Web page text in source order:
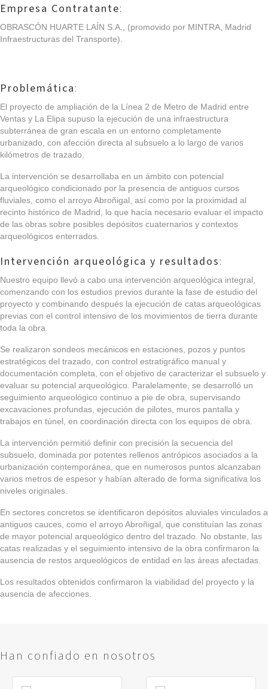
Empresa Contratante:
OBRASCÓN HUARTE LAÍN S.A., (promovido por MINTRA, Madrid
Infraestructuras del Transporte).
Problemática:
El proyecto de ampliación de la Línea 2 de Metro de Madrid entre
Ventas y La Elipa supuso la ejecución de una infraestructura
subterránea de gran escala en un entorno completamente
urbanizado, con afección directa al subsuelo a lo largo de varios
kilómetros de trazado.
La intervención se desarrollaba en un ámbito con potencial
arqueológico condicionado por la presencia de antiguos cursos
fluviales, como el arroyo Abroñigal, así como por la proximidad al
recinto histórico de Madrid, lo que hacía necesario evaluar el impacto
de las obras sobre posibles depósitos cuaternarios y contextos
arqueológicos enterrados.
Intervención arqueológica y resultados:
Nuestro equipo llevó a cabo una intervención arqueológica integral,
comenzando con los estudios previos durante la fase de estudio del
proyecto y combinando después la ejecución de catas arqueológicas
previas con el control intensivo de los movimientos de tierra durante
toda la obra.
Se realizaron sondeos mecánicos en estaciones, pozos y puntos
estratégicos del trazado, con control estratigráfico manual y
documentación completa, con el objetivo de caracterizar el subsuelo y
evaluar su potencial arqueológico. Paralelamente, se desarrolló un
seguimiento arqueológico continuo a pie de obra, supervisando
excavaciones profundas, ejecución de pilotes, muros pantalla y
trabajos en túnel, en coordinación directa con los equipos de obra.
La intervención permitió definir con precisión la secuencia del
subsuelo, dominada por potentes rellenos antrópicos asociados a la
urbanización contemporánea, que en numerosos puntos alcanzaban
varios metros de espesor y habían alterado de forma significativa los
niveles originales.
En sectores concretos se identificaron depósitos aluviales vinculados a
antiguos cauces, como el arroyo Abroñigal, que constituían las zonas
de mayor potencial arqueológico dentro del trazado. No obstante, las
catas realizadas y el seguimiento intensivo de la obra confirmaron la
ausencia de restos arqueológicos de entidad en las áreas afectadas.
Los resultados obtenidos confirmaron la viabilidad del proyecto y la
ausencia de afecciones.
Han confiado en nosotros